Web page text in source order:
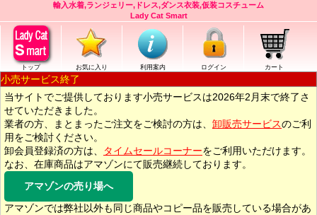
輸入水着,ランジェリー,ドレス,ダンス衣装,仮装コスチューム
Lady Cat Smart
トップ お気に入り 利用案内 ログイン カート
小売サービス終了
当サイトでご提供しております小売サービスは2026年2月末で終了さ
せていただきました。
業者の方、まとまったご注文をご検討の方は、 卸販売サービスのご利
用をご検討ください。
卸会員登録済の方は、
タイムセールコーナーをご利用いただけます。
なお、在庫商品はアマゾンにて販売継続しております。
アマゾンの売り場へ
アマゾンでは弊社以外も同じ商品やコピー品を販売している場合があ